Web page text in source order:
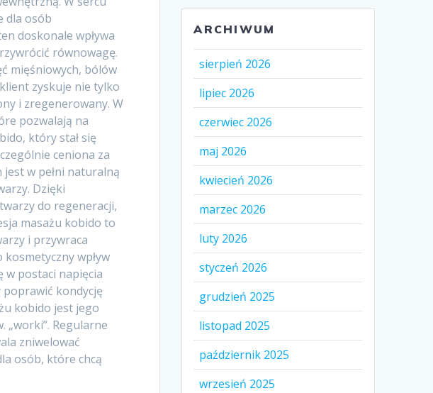
dla osób
doskonale wpływa
równowagę.
mięśniowych, bólów
zyskuje nie tylko
i zregenerowany. W
pozwalają na
który stał się
ceniona za
jest w pełni naturalną
Dzięki
do regeneracji,
masażu kobido to
i przywraca
wpływ
w postaci napięcia
kondycję
kobido jest jego
„worki”. Regularne
zniwelować
osób, które chcą
ARCHIWUM
sierpień 2026
lipiec 2026
czerwiec 2026
maj 2026
kwiecień 2026
marzec 2026
luty 2026
styczeń 2026
grudzień 2025
listopad 2025
październik 2025
wrzesień 2025